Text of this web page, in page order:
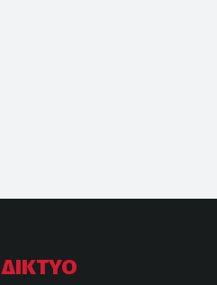
ΔΙΚΤΥΟ